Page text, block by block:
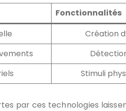
Fonctionnalités
Création
Stimuli
par ces technologies